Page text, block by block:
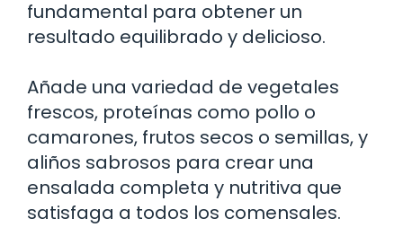
fundamental para obtener un
resultado equilibrado y delicioso.
Añade una variedad de vegetales
frescos, proteínas como pollo o
camarones, frutos secos o semillas, y
aliños sabrosos para crear una
ensalada completa y nutritiva que
satisfaga a todos los comensales.